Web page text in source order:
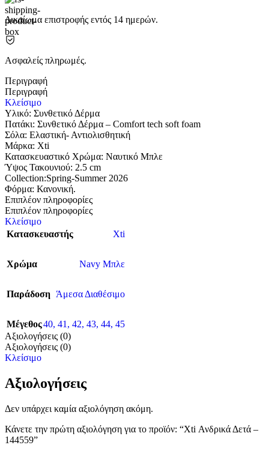
Δικαίωμα επιστροφής εντός 14 ημερών.
Ασφαλείς πληρωμές.
Περιγραφή
Περιγραφή
Κλείσιμο
Υλικό: Συνθετικό Δέρμα
Πατάκι: Συνθετικό Δέρμα – Comfort tech soft foam
Σόλα: Eλαστική- Αντιολισθητική
Μάρκα: Xti
Κατασκευαστικό Χρώμα: Ναυτικό Μπλε
Ύψος Τακουνιού: 2.5 cm
Collection:Spring-Summer 2026
Φόρμα: Κανονική.
Επιπλέον πληροφορίες
Επιπλέον πληροφορίες
Κλείσιμο
Κατασκευαστής
Xti
Χρώμα Navy Μπλε
Παράδοση Άμεσα Διαθέσιμο
Μέγεθος40, 41 , 42, 43, 44, 45
Αξιολογήσεις (0)
Αξιολογήσεις (0)
Κλείσιμο
Αξιολογήσεις
Δεν υπάρχει καμία αξιολόγηση ακόμη.
Κάνετε την πρώτη αξιολόγηση για το προϊόν: “Χti Ανδρικά Δετά –
144559”